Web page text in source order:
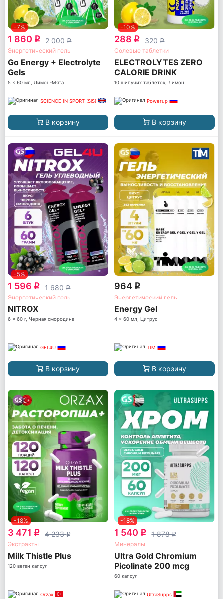
-7%
1 860 q 2 000q
Энергетический гель
Go Energy + Electrolyte
Gels
5 x 60 мл, Лимон-Мята
SCIENCE IN SPORT (SiS)
В корзину
-10%
288 q 320q
Солевые таблетки
ELECTROLYTES ZERO
CALORIE DRINK
10 шипучих таблеток, Лимон
Powerup
В корзину
-5%
1 596 q 1 680q
Энергетический гель
NITROX
6 x 60 г, Черная смородина
GEL4U
В корзину
964 q
Энергетический гель
Energy Gel
4 x 60 мл, Цитрус
TIM
В корзину
-18%
3 471 q 4 233q
Экстракты
Milk Thistle Plus
120 веган капсул
Orzax
-18%
1 540 q 1 878q
Минералы
Ultra Gold Chromium
Picolinate 200 mcg
60 капсул
UltraSupps